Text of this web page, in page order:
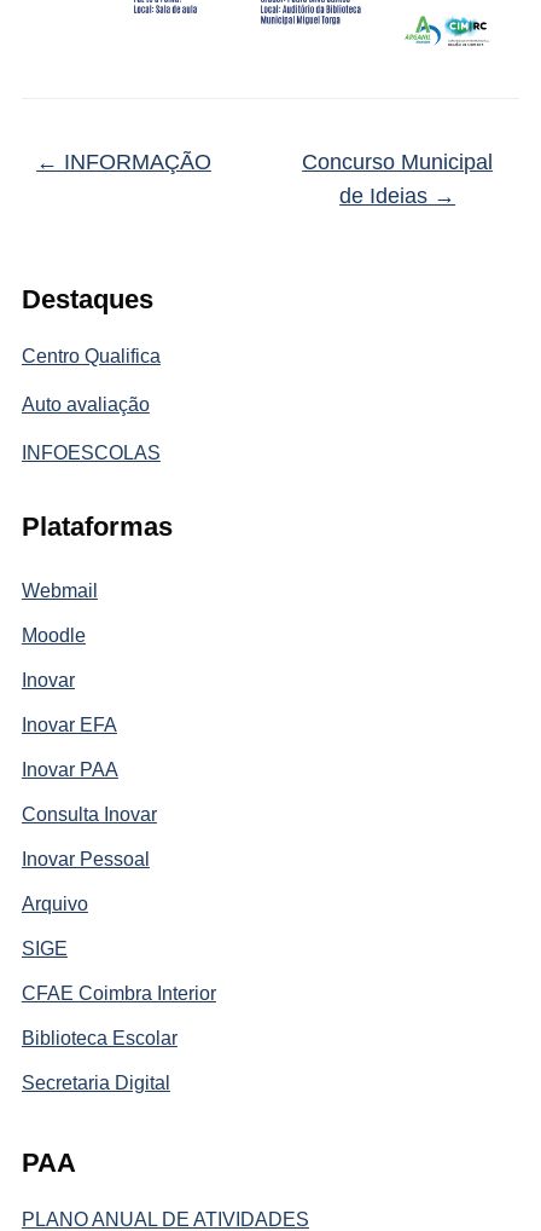
Destaques
Centro Qualifica
Auto avaliação
INFOESCOLAS
Plataformas
Webmail
Moodle
Inovar
Inovar EFA
Inovar PAA
Consulta Inovar
Inovar Pessoal
Arquivo
SIGE
CFAE Coimbra Interior
Biblioteca Escolar
Secretaria Digital
PAA
PLANO ANUAL DE ATIVIDADES
← INFORMAÇÃO
Concurso Municipal
de Ideias →